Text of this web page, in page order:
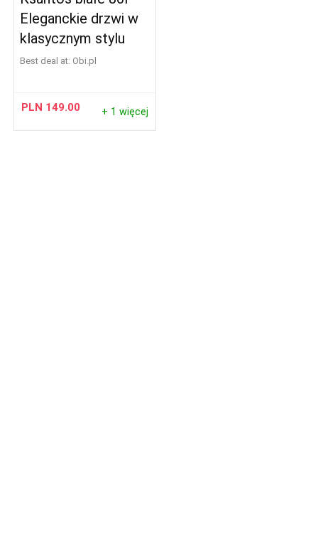
Eleganckie drzwi w
klasycznym stylu
Best deal at: obi.pl
PLN 149.00 + 1 więcej